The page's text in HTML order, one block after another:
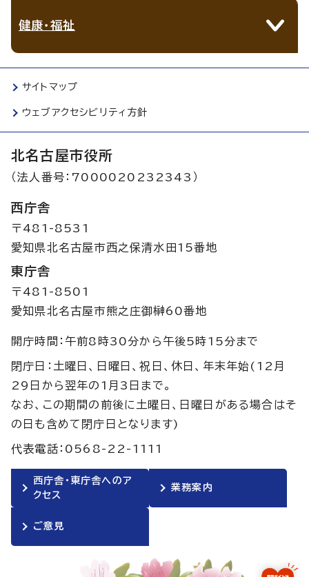
健康・福祉
サイトマップ
ウェブアクセシビリティ方針
北名古屋市役所
（法人番号：7000020232343）
西庁舎
〒481-8531
愛知県北名古屋市西之保清水田15番地
東庁舎
〒481-8501
愛知県北名古屋市熊之庄御榊60番地
開庁時間：午前8時30分から午後5時15分まで
閉庁日：土曜日、日曜日、祝日、休日、年末年始(12月
29日から翌年の1月3日まで。
なお、この期間の前後に土曜日、日曜日がある場合はそ
の日も含めて閉庁日となります)
代表電話：0568-22-1111
西庁舎・東庁舎へのア
クセス
業務案内
ご意見